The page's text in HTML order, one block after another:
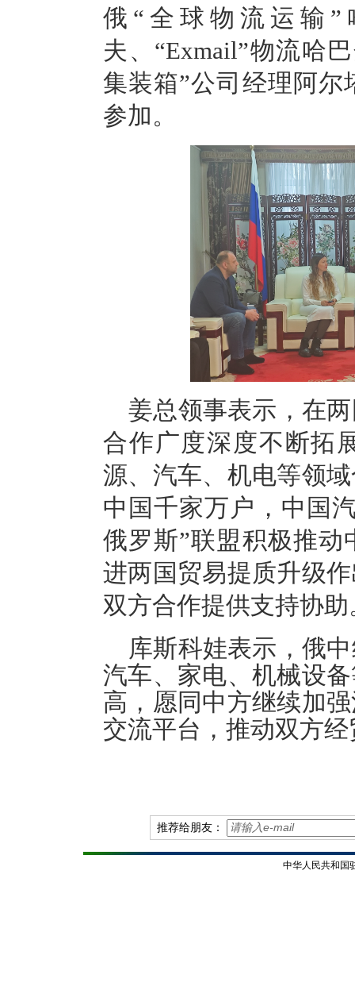
俄 “全球物流运输
夫、 “Exmail”物流哈巴
集装箱”公司经理阿
参加。
姜总领事表示，在
合作广度深度不断拓
源、汽车、机电等领
中国千家万户，中国
俄罗斯”联盟积极推
进两国贸易提质升级
双方合作提供支持协助
库斯科娃表示，俄
汽车、家电、机械设备
高，愿同中方继续加
交流平台，推动双方
推荐给朋友：
中华人民共和国